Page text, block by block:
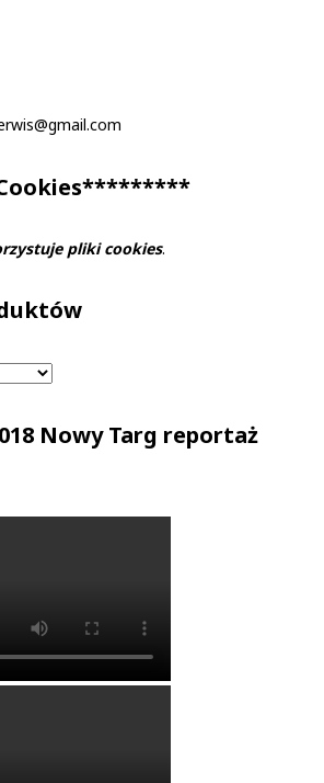
pliki cookies.
Nowy Targ reportaż